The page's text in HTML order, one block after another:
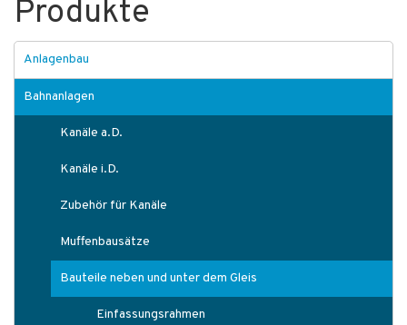
Produkte
Anlagenbau
Bahnanlagen
Kanäle a.D.
Kanäle i.D.
Zubehör für Kanäle
Muffenbausätze
Bauteile neben und unter dem Gleis
Einfassungsrahmen